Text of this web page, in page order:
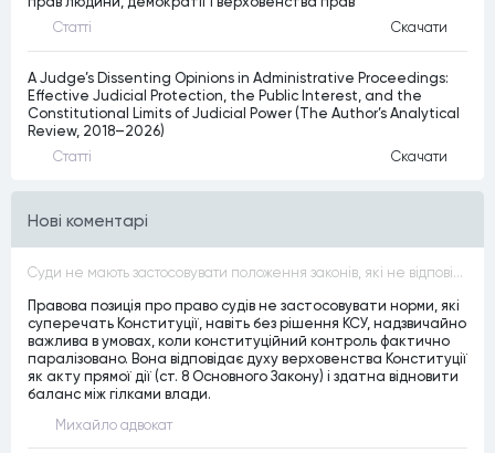
Статтi Скачати
A Judge’s Dissenting Opinions in Administrative Proceedings:
Effective Judicial Protection, the Public Interest, and the
Constitutional Limits of Judicial Power (The Author’s Analytical
Review, 2018–2026)
Статтi Скачати
Нові коментарі
Суди не мають застосовувати положення законів, які не відповідають Конституції, незалежно від того, чи визнавалися вони Конституційним Судом України неконституційними, тобто закони, що суперечать Конституції України не можуть застосовуватися навіть у випадках, коли вони є чинними
Правова позиція про право судів не застосовувати норми, які
суперечать Конституції, навіть без рішення КСУ, надзвичайно
важлива в умовах, коли конституційний контроль фактично
паралізовано. Вона відповідає духу верховенства Конституції
як акту прямої дії (ст. 8 Основного Закону) і здатна відновити
баланс між гілками влади.
Михайло адвокат